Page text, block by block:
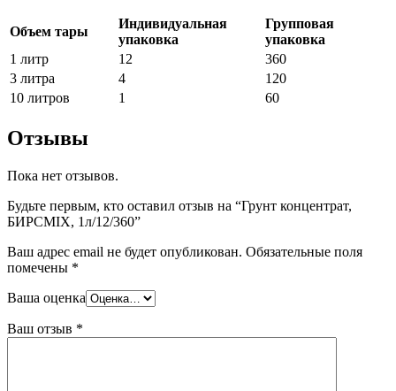
Объем тары
Индивидуальная
упаковка
Групповая
упаковка
1 литр
12
360
3 литра
4
120
10 литров
1 60
Отзывы
Пока нет отзывов.
Будьте первым, кто оставил отзыв на “Грунт концентрат,
БИРСMIX, 1л/12/360”
Ваш адрес email не будет опубликован. Обязательные поля
помечены *
Ваша оценка
Ваш отзыв *